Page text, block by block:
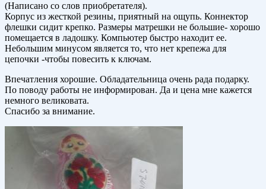
(Написано со слов приобретателя).
Корпус из жесткой резины, приятный на ощупь. Коннектор
флешки сидит крепко. Размеры матрешки не большие- хорошо
помещается в ладошку. Компьютер быстро находит ее.
Небольшим минусом является то, что нет крепежа для
цепочки -чтобы повесить к ключам.
Впечатления хорошие. Обладательница очень рада подарку.
По поводу работы не информирован. Да и цена мне кажется
немного великовата.
Спасибо за внимание.